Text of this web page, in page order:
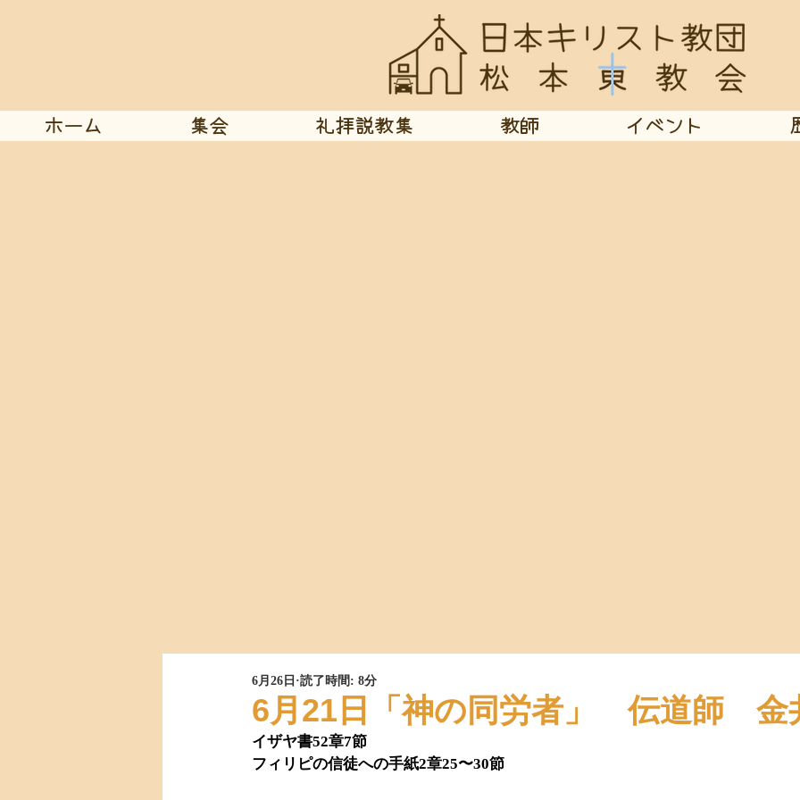
ホーム 集会 礼拝説教集 教師 イベント
6月21日「神の同労者」 伝道師 金
6月26日 読了時間: 8分
イザヤ書52章7節
フィリピの信徒への手紙2章25〜30節